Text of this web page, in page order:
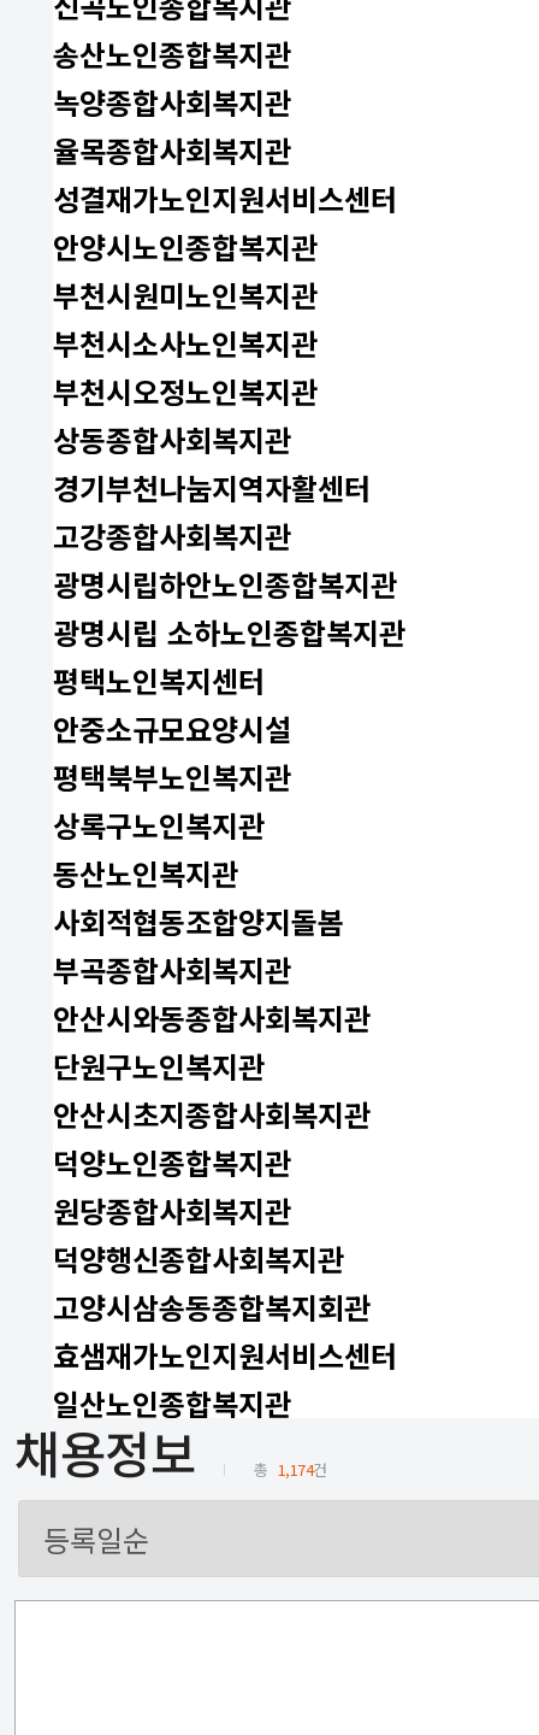
송산노인종합복지관
녹양종합사회복지관
율목종합사회복지관
성결재가노인지원서비스센터
안양시노인종합복지관
부천시원미노인복지관
부천시소사노인복지관
부천시오정노인복지관
상동종합사회복지관
경기부천나눔지역자활센터
고강종합사회복지관
광명시립하안노인종합복지관
광명시립 소하노인종합복지관
평택노인복지센터
안중소규모요양시설
평택북부노인복지관
상록구노인복지관
동산노인복지관
사회적협동조합양지돌봄
부곡종합사회복지관
안산시와동종합사회복지관
단원구노인복지관
안산시초지종합사회복지관
덕양노인종합복지관
원당종합사회복지관
덕양행신종합사회복지관
고양시삼송동종합복지회관
효샘재가노인지원서비스센터
일산노인종합복지관
채용정보 총 1,174건